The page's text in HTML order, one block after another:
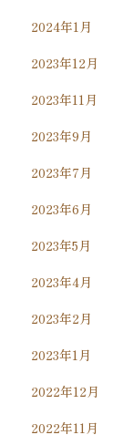
2024年1月
2023年12月
2023年11月
2023年9月
2023年7月
2023年6月
2023年5月
2023年4月
2023年2月
2023年1月
2022年12月
2022年11月